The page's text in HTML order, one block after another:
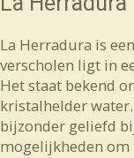
La Herradura is
verscholen ligt in
Het staat bekend
kristalhelder
bijzonder geliefd
mogelijkheden om